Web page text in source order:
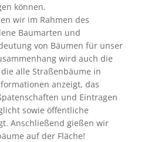
können.
wir im Rahmen des
Baumarten und
von Bäumen für unser
wird auch die
alle Straßenbäume in
anzeigt, das
und Eintragen
sowie öffentliche
Anschließend gießen wir
auf der Fläche!